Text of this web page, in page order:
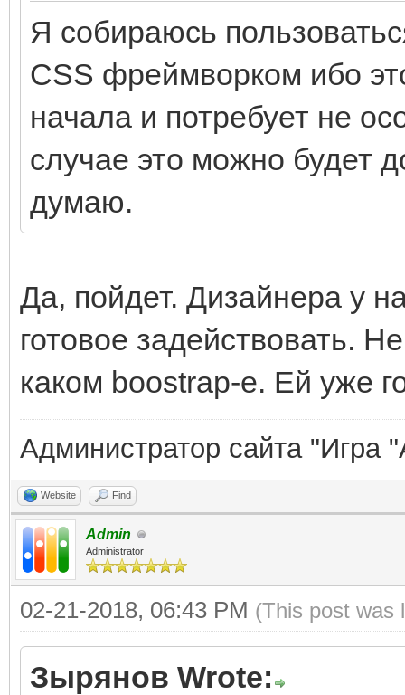
Я собираюсь
CSS фреймворком ибо
начала и потребует не
случае это можно будет
думаю.
Да, пойдет. Дизайнера у
готовое задействовать.
каком boostrap-е. Ей уже
Администратор сайта "Игра
Website Find
Admin
Administrator
02-21-2018, 06:43 PM (This post was
Зырянов Wrote: